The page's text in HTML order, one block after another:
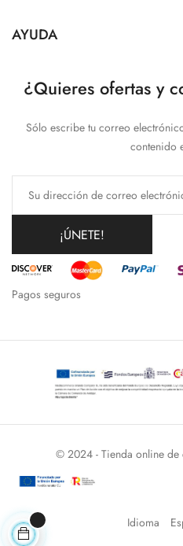
AYUDA
¿Quieres ofertas y
Sólo escribe tu correo
contenido
¡ÚNETE!
Pagos seguros
© 2024 - Tienda online de
Idioma